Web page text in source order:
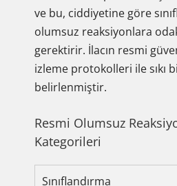
ve bu, ciddiyetine göre
olumsuz reaksiyonlara
gerektirir. İlacın resmi
izleme protokolleri ile sıkı
belirlenmiştir.
Resmi Olumsuz
Kategorileri
Sınıflandırma